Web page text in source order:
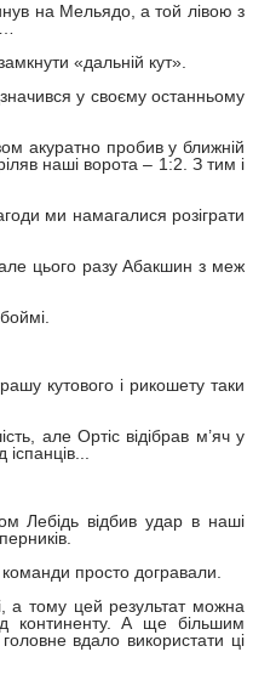
на Мельядо, а той лівою з
«дальній кут».
у своєму останньому
акуратно пробив у ближній
наші ворота – 1:2. З тим і
ми намагалися розіграти
але цього разу Абакшин з меж
кутового і рикошету таки
але Ортіс відібрав м’яч у
Лебідь відбив удар в наші
просто догравали.
а тому цей результат можна
континенту. А ще більшим
вдало використати ці